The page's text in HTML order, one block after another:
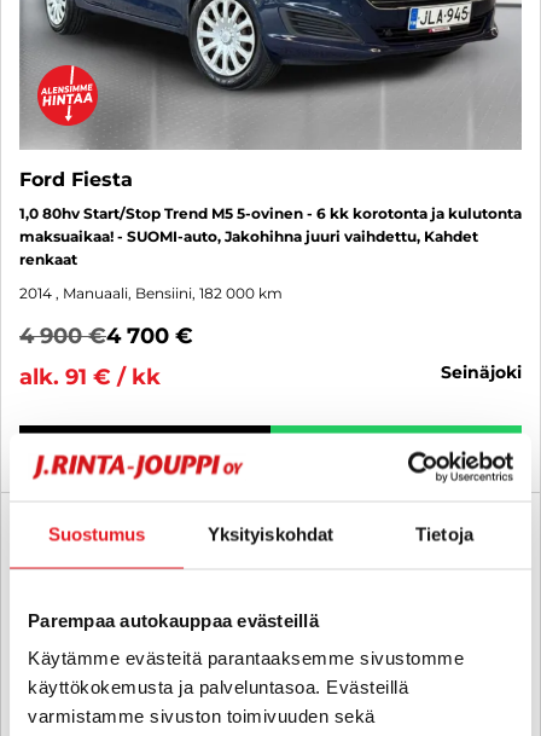
Suostumus Yksityiskohdat Tietoja
Parempaa autokauppaa evästeillä
Käytämme evästeitä parantaaksemme sivustomme
käyttökokemusta ja palveluntasoa. Evästeillä
varmistamme sivuston toimivuuden sekä
Ford Fiesta
1,0 80hv Start/Stop Trend M5 5-ovinen - 6 kk korotonta ja kulutonta
maksuaikaa! - SUOMI-auto, Jakohihna juuri vaihdettu, Kahdet
renkaat
2014 , Manuaali, Bensiini, 182 000 km
4 900 €4 700 €
alk. 91 € / kk
seinäjoki
WHATSAPP
6 kk korotonta ja kulutonta